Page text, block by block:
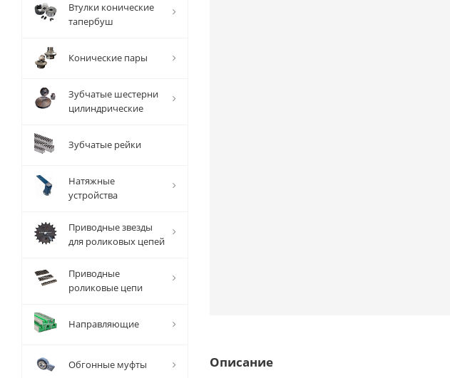
Описание
Втулки конические
тапербуш
Конические пары
Зубчатые шестерни
цилиндрические
Зубчатые рейки
Натяжные
устройства
Приводные звезды
для роликовых цепей
Приводные
роликовые цепи
Направляющие
Обгонные муфты